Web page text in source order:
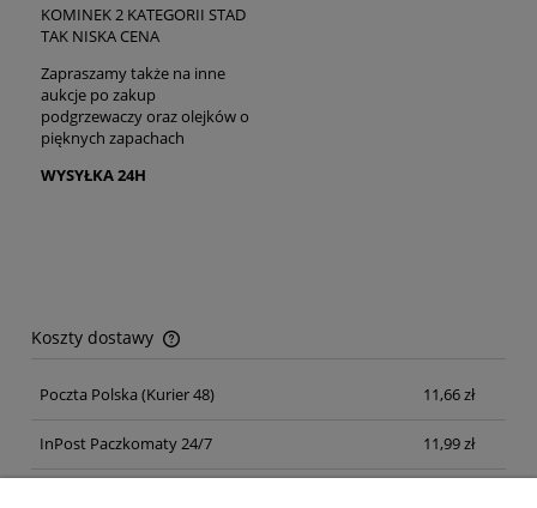
KOMINEK 2 KATEGORII STAD
TAK NISKA CENA
Zapraszamy także na inne
aukcje po zakup
podgrzewaczy oraz olejków o
pięknych zapachach
WYSYŁKA 24H
Koszty dostawy
Cena nie zawiera ewentualnych kosztów płatności
Poczta Polska (Kurier 48) 11,66 zł
InPost Paczkomaty 24/7 11,99 zł